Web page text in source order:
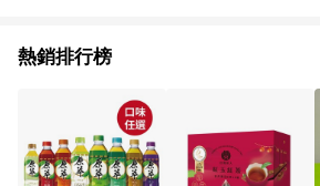
熱銷排行榜